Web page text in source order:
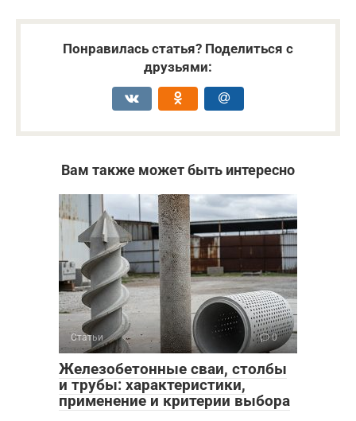
Понравилась статья? Поделиться с
друзьями:
Вам также может быть интересно
Статьи 0
Железобетонные сваи, столбы
и трубы: характеристики,
применение и критерии выбора